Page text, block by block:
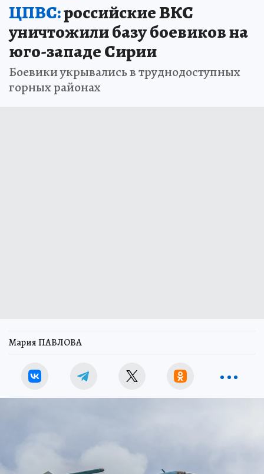
ЦПВС:российские ВКС
уничтожили базу боевиков на
юго-западе Сирии
Боевики укрывались в труднодоступных
горных районах
Мария ПАВЛОВА